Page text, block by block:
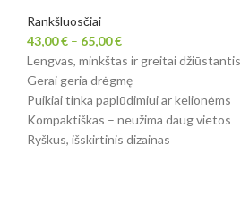
Rankšluosčiai
43,00€ – 65,00€
Lengvas, minkštas ir greitai džiūstantis
Gerai geria drėgmę
Puikiai tinka paplūdimiui ar kelionėms
Kompaktiškas – neužima daug vietos
Ryškus, išskirtinis dizainas